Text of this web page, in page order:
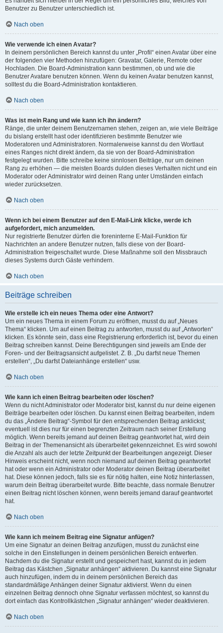
Benutzer zu Benutzer unterschiedlich ist.
Nach oben
Wie verwende ich einen Avatar?
In deinem persönlichen Bereich kannst du unter „Profil“ einen Avatar über eine
der folgenden vier Methoden hinzufügen: Gravatar, Galerie, Remote oder
Hochladen. Die Board-Administration kann bestimmen, ob und wie die
Benutzer Avatare benutzen können. Wenn du keinen Avatar benutzen kannst,
solltest du die Board-Administration kontaktieren.
Nach oben
Was ist mein Rang und wie kann ich ihn ändern?
Ränge, die unter deinem Benutzernamen stehen, zeigen an, wie viele Beiträge
du bislang erstellt hast oder identifizieren bestimmte Benutzer wie
Moderatoren und Administratoren. Normalerweise kannst du den Wortlaut
eines Ranges nicht direkt ändern, da sie von der Board-Administration
festgelegt wurden. Bitte schreibe keine sinnlosen Beiträge, nur um deinen
Rang zu erhöhen — die meisten Boards dulden dieses Verhalten nicht und ein
Moderator oder Administrator wird deinen Rang unter Umständen einfach
wieder zurücksetzen.
Nach oben
Wenn ich bei einem Benutzer auf den E-Mail-Link klicke, werde ich
aufgefordert, mich anzumelden.
Nur registrierte Benutzer dürfen die foreninterne E-Mail-Funktion für
Nachrichten an andere Benutzer nutzen, falls diese von der Board-
Administration freigeschaltet wurde. Diese Maßnahme soll den Missbrauch
dieses Systems durch Gäste verhindern.
Nach oben
Beiträge schreiben
Wie erstelle ich ein neues Thema oder eine Antwort?
Um ein neues Thema in einem Forum zu eröffnen, musst du auf „Neues
Thema“ klicken. Um auf einen Beitrag zu antworten, musst du auf „Antworten“
klicken. Es könnte sein, dass eine Registrierung erforderlich ist, bevor du einen
Beitrag schreiben kannst. Deine Berechtigungen sind jeweils am Ende der
Foren- und der Beitragsansicht aufgelistet. Z. B. „Du darfst neue Themen
erstellen“, „Du darfst Dateianhänge erstellen“ usw.
Nach oben
Wie kann ich einen Beitrag bearbeiten oder löschen?
Wenn du nicht Administrator oder Moderator bist, kannst du nur deine eigenen
Beiträge bearbeiten oder löschen. Du kannst einen Beitrag bearbeiten, indem
du das „Ändere Beitrag“-Symbol für den entsprechenden Beitrag anklickst;
eventuell ist dies nur für einen begrenzten Zeitraum nach seiner Erstellung
möglich. Wenn bereits jemand auf deinen Beitrag geantwortet hat, wird dein
Beitrag in der Themenansicht als überarbeitet gekennzeichnet. Es wird sowohl
die Anzahl als auch der letzte Zeitpunkt der Bearbeitungen angezeigt. Dieser
Hinweis erscheint nicht, wenn noch niemand auf deinen Beitrag geantwortet
hat oder wenn ein Administrator oder Moderator deinen Beitrag überarbeitet
hat. Diese können jedoch, falls sie es für nötig halten, eine Notiz hinterlassen,
warum dein Beitrag überarbeitet wurde. Bitte beachte, dass normale Benutzer
einen Beitrag nicht löschen können, wenn bereits jemand darauf geantwortet
hat.
Nach oben
Wie kann ich meinem Beitrag eine Signatur anfügen?
Um eine Signatur an deinen Beitrag anzufügen, musst du zunächst eine
solche in den Einstellungen in deinem persönlichen Bereich entwerfen.
Nachdem du die Signatur erstellt und gespeichert hast, kannst du in jedem
Beitrag das Kästchen „Signatur anhängen“ aktivieren. Du kannst eine Signatur
auch hinzufügen, indem du in deinem persönlichen Bereich das
standardmäßige Anhängen deiner Signatur aktivierst. Wenn du einen
einzelnen Beitrag dennoch ohne Signatur verfassen möchtest, so kannst du
dort einfach das Kontrollkästchen „Signatur anhängen“ wieder deaktivieren.
Nach oben